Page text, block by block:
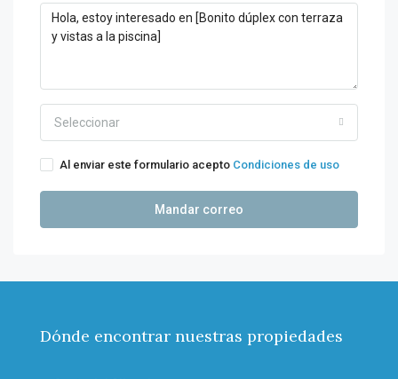
Seleccionar
Al enviar este formulario acepto Condiciones de uso
Mandar correo
Dónde encontrar nuestras propiedades